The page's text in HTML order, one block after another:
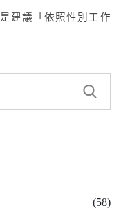
建議「 依照性別工作
(58)